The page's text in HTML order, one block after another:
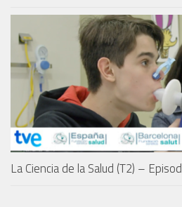
La Ciencia de la Salud (T2) –